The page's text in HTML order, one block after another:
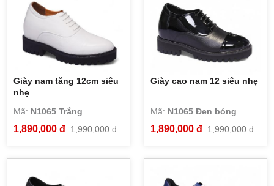
Giày nam tăng 12cm siêu
nhẹ
Mã: N1065 Trắng
1,890,000 đ 1,990,000 đ
Giày cao nam 12 siêu nhẹ
Mã: N1065 Đen bóng
1,890,000 đ 1,990,000 đ